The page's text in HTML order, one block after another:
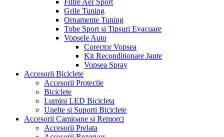
Filtre Aer Sport
Grile Tuning
Ornamente Tuning
Tobe Sport si Tipsuri Evacuare
Vopsele Auto
Corector Vopsea
Kit Reconditionare Jante
Vopsea Spray
Accesorii Biciclete
Accesorii Protectie
Biciclete
Lumini LED Bicicleta
Unelte si Suporti Biciclete
Accesorii Camioane si Remorci
Accesorii Prelata